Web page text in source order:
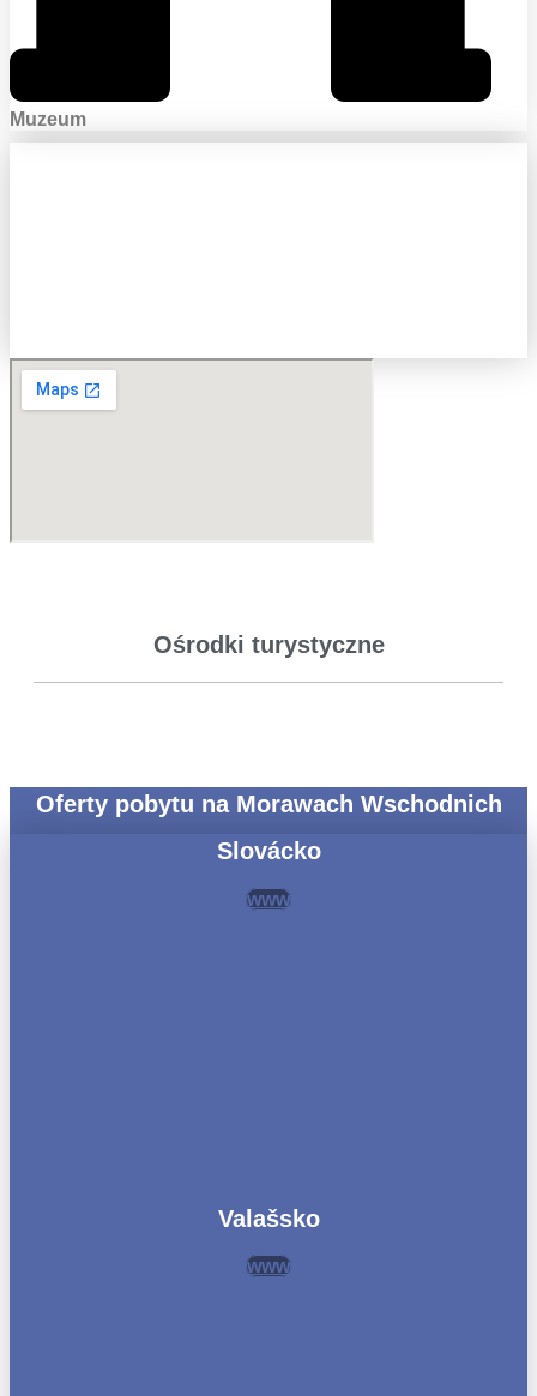
Muzeum
Ośrodki turystyczne
Oferty pobytu na Morawach Wschodnich
Slovácko
www
Valašsko
www